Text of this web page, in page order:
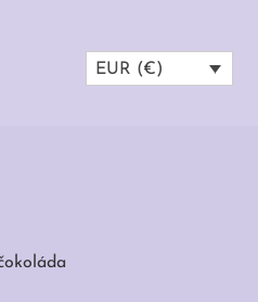
EUR (€)